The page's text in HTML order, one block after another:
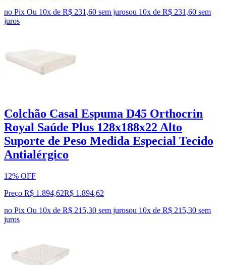
no Pix Ou 10x de R$ 231,60 sem jurosou 10x de R$ 231,60 sem
juros
Colchão Casal Espuma D45 Orthocrin
Royal Saúde Plus 128x188x22 Alto
Suporte de Peso Medida Especial Tecido
Antialérgico
12% OFF
Preço R$ 1.894,62R$ 1.894,62
no Pix Ou 10x de R$ 215,30 sem jurosou 10x de R$ 215,30 sem
juros